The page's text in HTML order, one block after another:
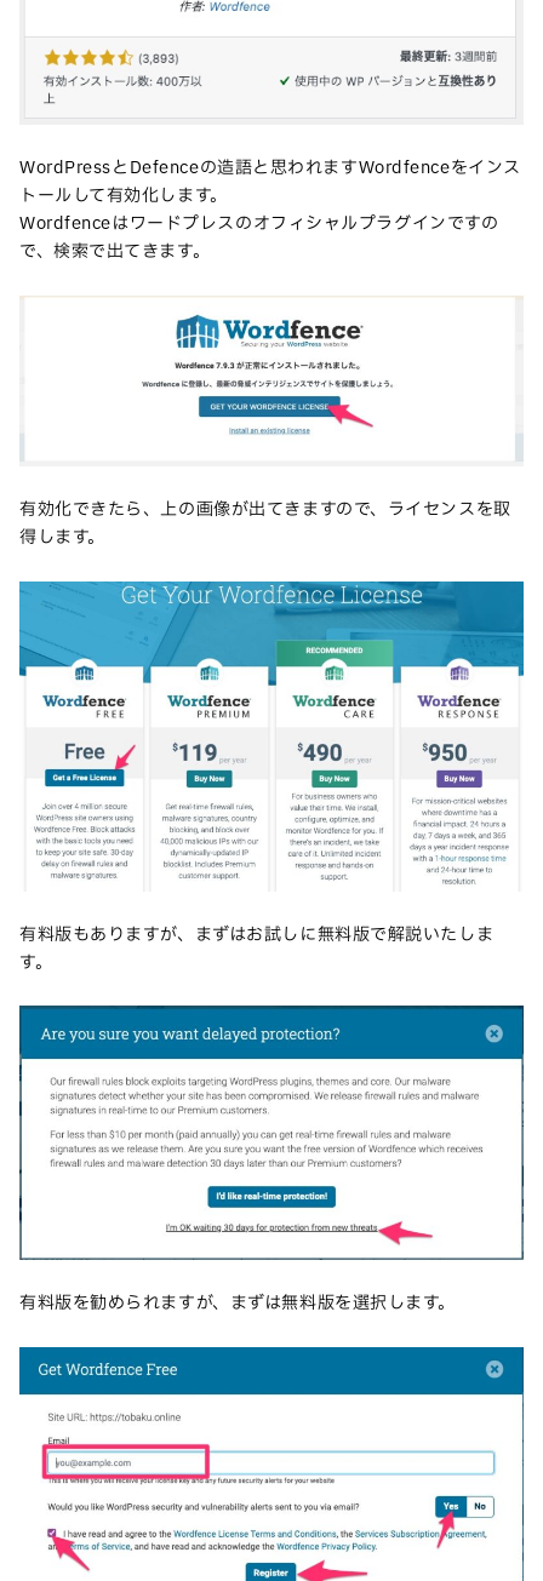
WordPressとDefenceの造語と思われますWordfenceをインス
トールして有効化します。
Wordfenceはワードプレスのオフィシャルプラグインですの
で、検索で出てきます。
有効化できたら、上の画像が出てきますので、ライセンスを取
得します。
有料版もありますが、まずはお試しに無料版で解説いたしま
す。
有料版を勧められますが、まずは無料版を選択します。